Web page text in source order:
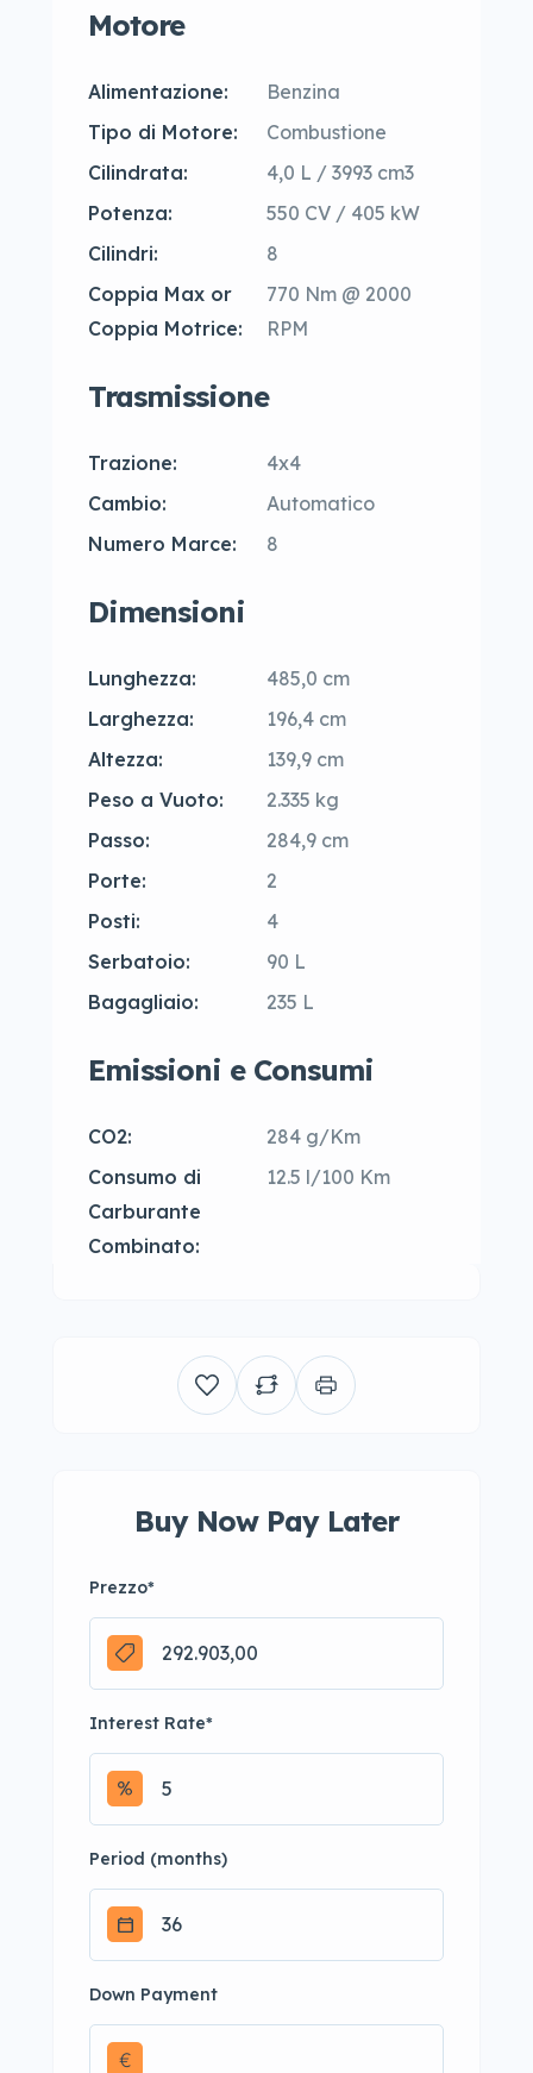
Motore
Alimentazione:
Benzina
Tipo di Motore:
Combustione
Cilindrata:
4,0 L / 3993 cm3
Potenza:
550 CV / 405 kW
Cilindri:
8
Coppia Max or
Coppia Motrice:
770 Nm @ 2000
RPM
Trasmissione
Trazione:
4x4
Cambio:
Automatico
Numero Marce:
8
Dimensioni
Lunghezza:
485,0 cm
Larghezza:
196,4 cm
Altezza:
139,9 cm
Peso a Vuoto:
2.335 kg
Passo:
284,9 cm
Porte:
2
Posti:
4
Serbatoio:
90 L
Bagagliaio:
235 L
Emissioni e Consumi
CO2:
284 g/Km
Consumo di
Carburante
Combinato:
12.5 l/100 Km
Buy Now Pay Later
Prezzo*
Interest Rate*
Period (months)
Down Payment
€